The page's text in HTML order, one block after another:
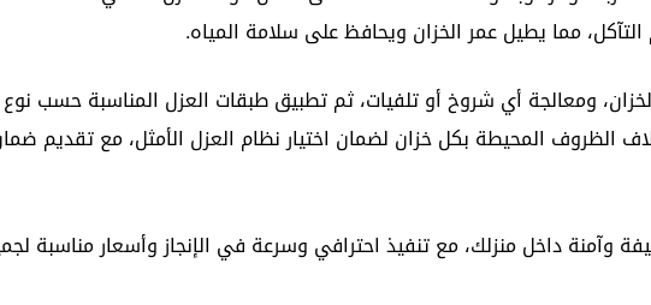
مما يطيل عمر الخزان ويحافظ على سلامة المياه.
ومعالجة أي شروخ أو تلفيات، ثم تطبيق طبقات العزل المناسبة حسب
الظروف المحيطة بكل خزان لضمان اختيار نظام العزل الأمثل، مع تقديم
وآمنة داخل منزلك، مع تنفيذ احترافي وسرعة في الإنجاز وأسعار مناسبة